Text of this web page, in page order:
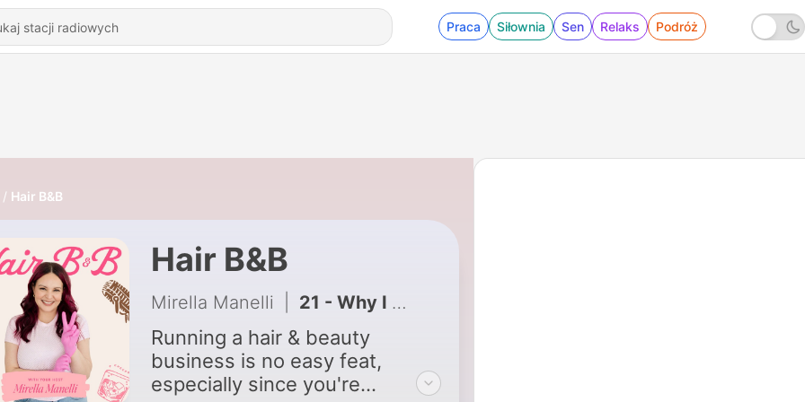
Praca Siłownia Sen Relaks Podróż
Hair B&B
Hair B&B
Mirella Manelli 21 - Why I Stepped Away From YouTube | Hairstylist Burnout & What’s Next
Running a hair & beauty
business is no easy feat,
especially since you're